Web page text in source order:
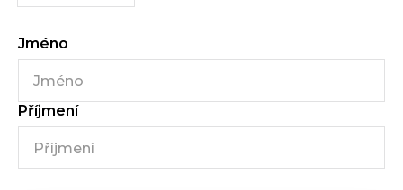
Jméno
Příjmení